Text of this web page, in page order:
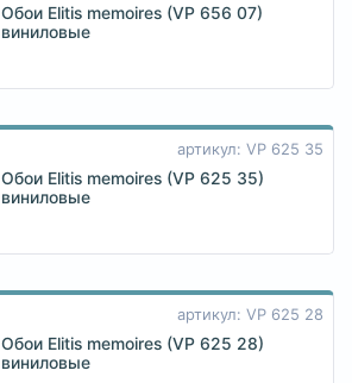
Обои Elitis memoires (VP 656 07)
виниловые
артикул: VP 625 35
Обои Elitis memoires (VP 625 35)
виниловые
артикул: VP 625 28
Обои Elitis memoires (VP 625 28)
виниловые